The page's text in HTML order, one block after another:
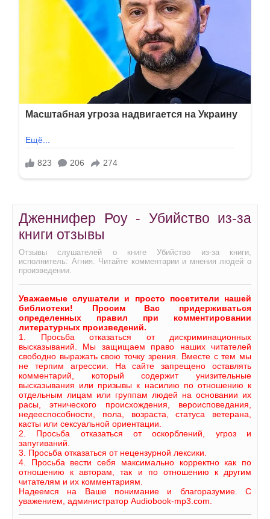
Дженнифер Роу - Убийство из-за
книги отзывы
Отзывы слушателей о книге Убийство из-за книги,
исполнитель: Агния. Читайте комментарии и мнения людей о
произведении.
Уважаемые слушатели и просто посетители нашей
библиотеки! Просим Вас придерживаться
определенных правил при комментировании
литературных произведений.
1. Просьба отказаться от дискриминационных
высказываний. Мы защищаем право наших читателей
свободно выражать свою точку зрения. Вместе с тем мы
не терпим агрессии. На сайте запрещено оставлять
комментарий, который содержит унизительные
высказывания или призывы к насилию по отношению к
отдельным лицам или группам людей на основании их
расы, этнического происхождения, вероисповедания,
недееспособности, пола, возраста, статуса ветерана,
касты или сексуальной ориентации.
2. Просьба отказаться от оскорблений, угроз и
запугиваний.
3. Просьба отказаться от нецензурной лексики.
4. Просьба вести себя максимально корректно как по
отношению к авторам, так и по отношению к другим
читателям и их комментариям.
Надеемся на Ваше понимание и благоразумие. С
уважением, администратор Audiobook-mp3.com.